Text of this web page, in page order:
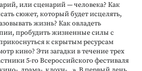
или сценарий — человека? Как
сюжет, который будет исцелять,
жизнь? Как овладеть
пробудить жизненные силы с
к скрытым ресурсам
кино? Эти загадки в течение трех
5-го Всероссийского фестиваля